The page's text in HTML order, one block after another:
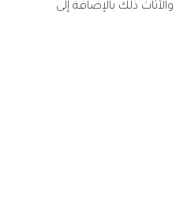
ذلك بالإضافة إلى